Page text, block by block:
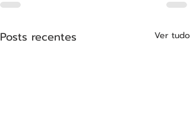
Posts recentes Ver tudo